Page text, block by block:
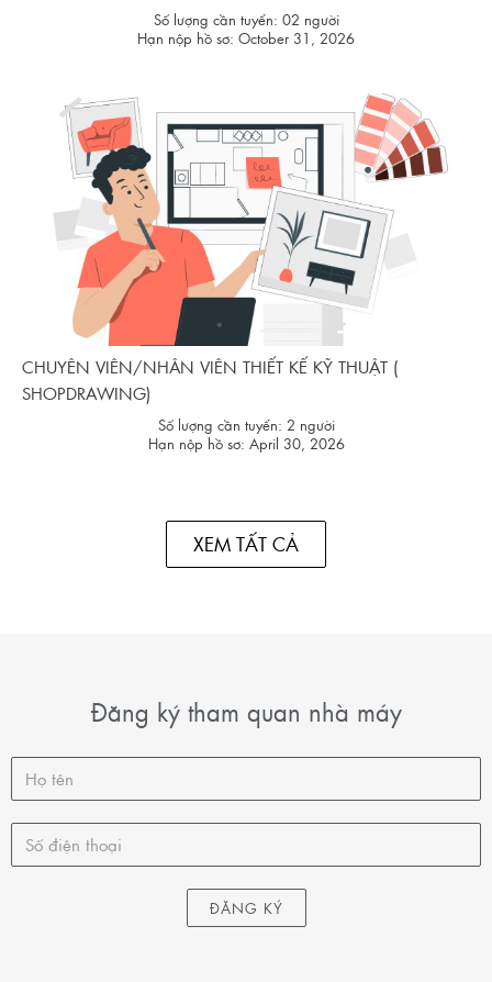
Số lượng cần tuyển: 02 người
Hạn nộp hồ sơ: October 31, 2026
CHUYÊN VIÊN/NHÂN VIÊN THIẾT KẾ KỸ THUẬT (
SHOPDRAWING)
Số lượng cần tuyển: 2 người
Hạn nộp hồ sơ: April 30, 2026
XEM TẤT CẢ
Đăng ký tham quan nhà máy
ĐĂNG KÝ